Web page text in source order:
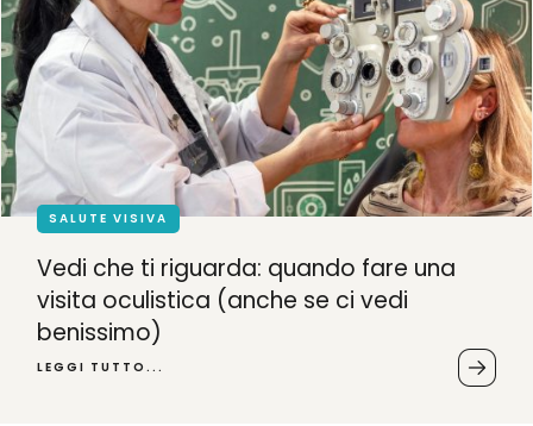
SALUTE VISIVA
Vedi che ti riguarda: quando fare una
visita oculistica (anche se ci vedi
benissimo)
LEGGI TUTTO...